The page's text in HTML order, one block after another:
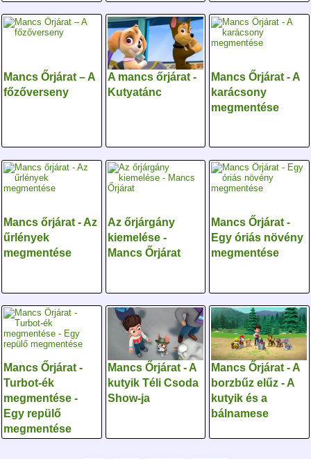
Mancs Őrjárat – A
főzőverseny
A mancs őrjárat -
Kutyatánc
Mancs Őrjárat - A
karácsony
megmentése
Mancs őrjárat - Az
űrlények
megmentése
Az őrjárgány
kiemelése -
Mancs Őrjárat
Mancs Őrjárat -
Egy óriás növény
megmentése
Mancs Őrjárat -
Turbot-ék
megmentése -
Egy repülő
megmentése
Mancs Őrjárat - A
kutyik Téli Csoda
Show-ja
Mancs Őrjárat - A
borzbűz elűz - A
kutyik és a
bálnamese